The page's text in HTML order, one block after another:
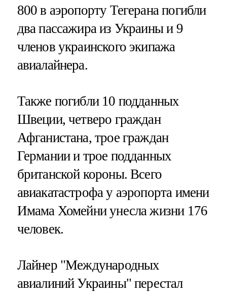
800 в аэропорту Тегерана погибли
два пассажира из Украины и 9
членов украинского экипажа
авиалайнера.
Также погибли 10 подданных
Швеции, четверо граждан
Афганистана, трое граждан
Германии и трое подданных
британской короны. Всего
авиакатастрофа у аэропорта имени
Имама Хомейни унесла жизни 176
человек.
Лайнер "Международных
авиалиний Украины" перестал